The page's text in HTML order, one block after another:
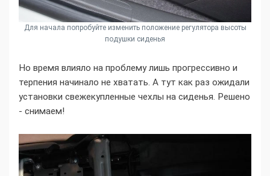
Для начала попробуйте изменить положение регулятора высоты
подушки сиденья
Но время влияло на проблему лишь прогрессивно и
терпения начинало не хватать. А тут как раз ожидали
установки свежекупленные чехлы на сиденья. Решено
- снимаем!